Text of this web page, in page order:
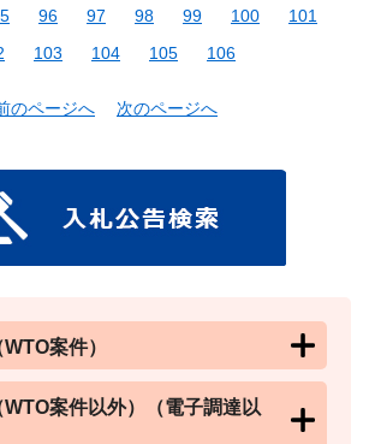
96 97 98 99 100
101
103 104 105 106
のページへ 次のページへ
案件）
WTO案件以外）（電子調達以